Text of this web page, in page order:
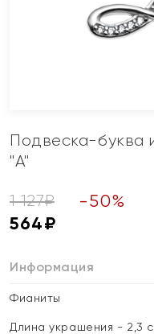
Подвеска-буква
"А"
1 127₽ -50%
564₽
Информация
Фианиты
Длина украшения - 2,3